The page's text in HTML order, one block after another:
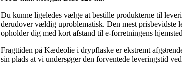
Du kunne ligeledes vælge at bestille produkterne til
derudover vældig uproblematisk. Den mest prisbevidste
opholder dig med kort afstand til e-forretningens
Fragttiden på Kædeolie i drypflaske er ekstremt
sin plads at vi undersøger den forventede leveringstid